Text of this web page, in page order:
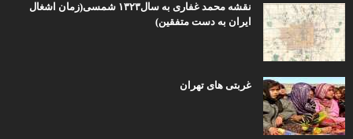
نقشه محمد غفاری به سال۱۳۲۳ شمسی(زمان اشغال
ایران به دست متفقین)
غربتی های تهران